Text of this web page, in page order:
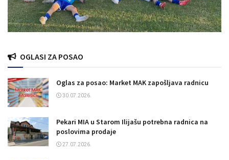
OGLASI ZA POSAO
Oglas za posao: Market MAK zapošljava radnicu
30.07.2026.
Pekari MIA u Starom Ilijašu potrebna radnica na
poslovima prodaje
27.07.2026.